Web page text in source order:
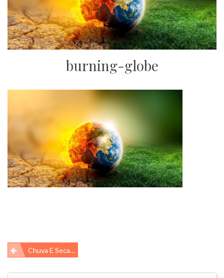
burning-globe
Navegação
de
Chuva E Seca…